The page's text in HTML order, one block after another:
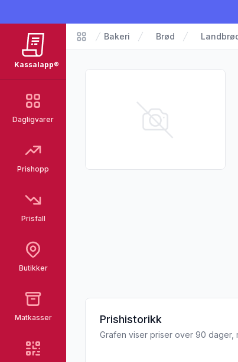
Kassalapp®
Dagligvarer
Prishopp
Prisfall
Butikker
Matkasser
Matvarer
Bakeri Brød
Prishistorikk
Grafen viser priser over 90 dager,